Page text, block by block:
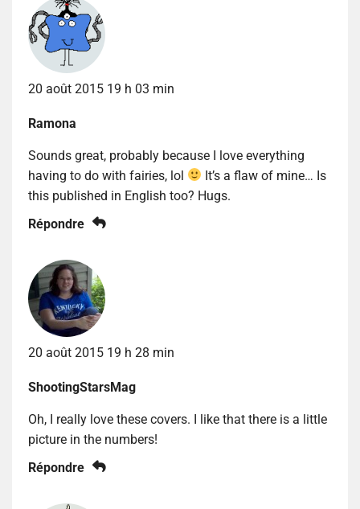
20 août 2015 19 h 03 min
Ramona
Sounds great, probably because I love everything
having to do with fairies, lol
It’s a flaw of mine… Is
this published in English too? Hugs.
Répondre
20 août 2015 19 h 28 min
ShootingStarsMag
Oh, I really love these covers. I like that there is a little
picture in the numbers!
Répondre